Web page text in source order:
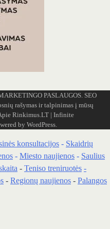
PASLAUGOS. SEO
rašymas ir talpinimas į mūsų
Rinkimus.LT| Infinite
by WordPress.
konsultacijos - Skaidrių
- Miesto naujienos - Saulius
- Teniso treniruotės -
- Regionų naujienos - Palangos